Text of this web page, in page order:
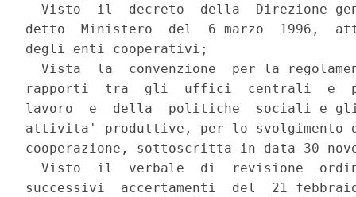
Visto  il  decreto  della  Direzione
detto  Ministero  del  6 marzo  1996,
degli enti cooperativi;
Vista  la  convenzione  per la
rapporti  tra  gli  uffici  centrali  e
lavoro  e  della  politiche  sociali e
attivita' produttive, per lo svolgimento
cooperazione, sottoscritta in data 30
Visto  il  verbale  di  revisione
successivi  accertamenti  del  21